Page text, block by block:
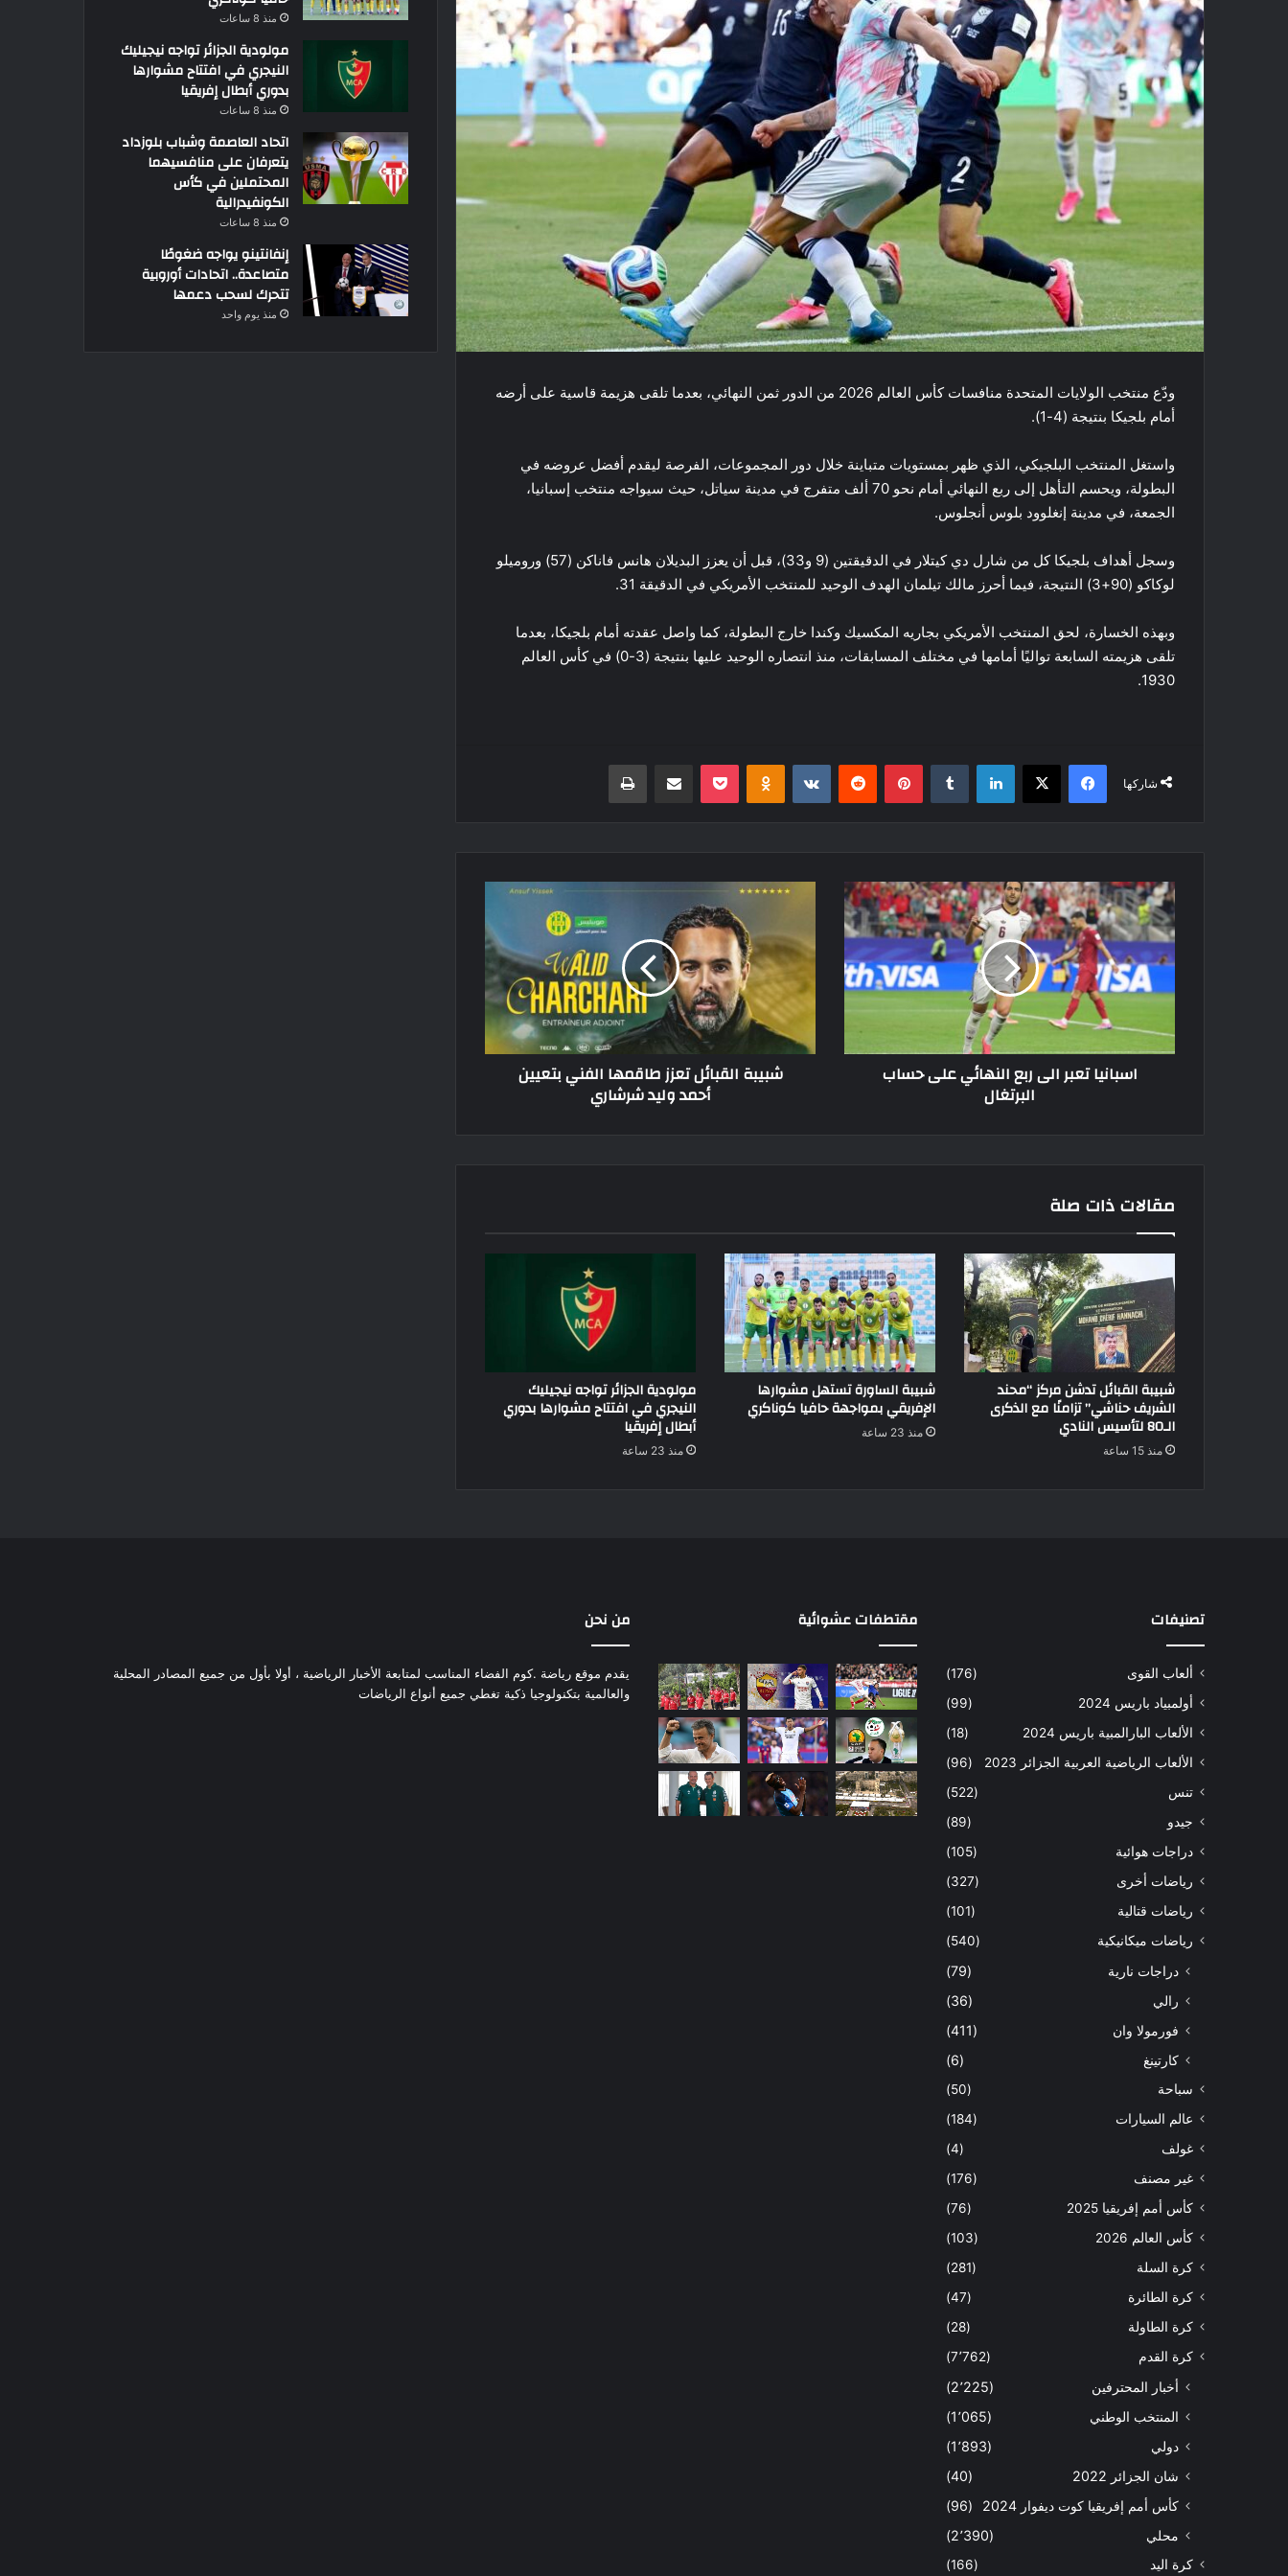
ودّع منتخب الولايات المتحدة منافسات كأس العالم 2026 من الدور ثمن النهائي، بعدما تلقى هزيمة قاسية على أرضه
أمام بلجيكا بنتيجة (4-1).
واستغل المنتخب البلجيكي، الذي ظهر بمستويات متباينة خلال دور المجموعات، الفرصة ليقدم أفضل عروضه في
البطولة، ويحسم التأهل إلى ربع النهائي أمام نحو 70 ألف متفرج في مدينة سياتل، حيث سيواجه منتخب إسبانيا،
الجمعة، في مدينة إنغلوود بلوس أنجلوس.
وسجل أهداف بلجيكا كل من شارل دي كيتلار في الدقيقتين (9 و33)، قبل أن يعزز البديلان هانس فاناكن (57) وروميلو
لوكاكو (90+3) النتيجة، فيما أحرز مالك تيلمان الهدف الوحيد للمنتخب الأمريكي في الدقيقة 31.
وبهذه الخسارة، لحق المنتخب الأمريكي بجاريه المكسيك وكندا خارج البطولة، كما واصل عقدته أمام بلجيكا، بعدما
تلقى هزيمته السابعة تواليًا أمامها في مختلف المسابقات، منذ انتصاره الوحيد عليها بنتيجة (3-0) في كأس العالم
1930.
شاركها
فيسبوك ‫X لينكدإن بينتيريست Odnoklassniki
‫Pocket مشاركة عبر البريد طباعة
اسبانيا
تعبر
الى
ربع
النهائي
على
البرتغال
اسبانيا تعبر الى ربع النهائي على حساب
البرتغال
شبيبة
طاقمها
الفني
بتعيين
أحمد
شرشاري
شبيبة القبائل تعزز طاقمها الفني بتعيين
أحمد وليد شرشاري
مقالات ذات صلة
شبيبة القبائل تدشن مركز “محند
الشريف حناشي” تزامنًا مع الذكرى
الـ80 لتأسيس النادي
منذ 15 ساعة
شبيبة الساورة تستهل مشوارها
الإفريقي بمواجهة حافيا كوناكري
منذ 23 ساعة
مولودية الجزائر تواجه نيجيليك
النيجري في افتتاح مشوارها بدوري
أبطال إفريقيا
منذ 23 ساعة
منذ 8 ساعات
مولودية الجزائر تواجه نيجيليك
النيجري في افتتاح مشوارها
بدوري أبطال إفريقيا
منذ 8 ساعات
اتحاد العاصمة وشباب بلوزداد
يتعرفان على منافسيهما
المحتملين في كأس
الكونفيدرالية
منذ 8 ساعات
إنفانتينو يواجه ضغوطًا
متصاعدة.. اتحادات أوروبية
تتحرك لسحب دعمها
منذ يوم واحد
تصنيفات
ألعاب القوى
(176)
أولمبياد باريس 2024
(99)
الألعاب البارالمبية باريس 2024
(18)
الألعاب الرياضية العربية الجزائر 2023
(96)
تنس
(522)
جيدو
(89)
دراجات هوائية
(105)
رياضات أخرى
(327)
رياضات قتالية
(101)
رياضات ميكانيكية
(540)
دراجات نارية
(79)
رالي
(36)
فورمولا وان
(411)
كارتينغ
(6)
سباحة
(50)
عالم السيارات
(184)
غولف
(4)
غير مصنف
(176)
كأس أمم إفريقيا 2025
(76)
كأس العالم 2026
(103)
كرة السلة
(281)
كرة الطائرة
(47)
كرة الطاولة
(28)
كرة القدم
(7٬762)
أخبار المحترفين
(2٬225)
المنتخب الوطني
(1٬065)
دولي
(1٬893)
شان الجزائر 2022
(40)
كأس أمم إفريقيا كوت ديفوار 2024
(96)
محلي
(2٬390)
كرة اليد (166)
مقتطفات عشوائية من نحن
يقدم موقع رياضة .كوم الفضاء المناسب لمتابعة الأخبار الرياضية ، أولا بأول من جميع المصادر المحلية
والعالمية بتكنولوجيا ذكية تغطي جميع أنواع الرياضات